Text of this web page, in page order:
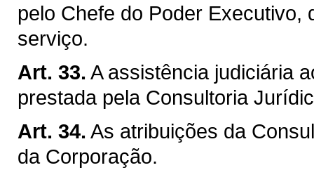
pelo Chefe do Poder
serviço.
Art. 33. A assistência judiciária
prestada pela Consultoria
Art. 34. As atribuições da
da Corporação.